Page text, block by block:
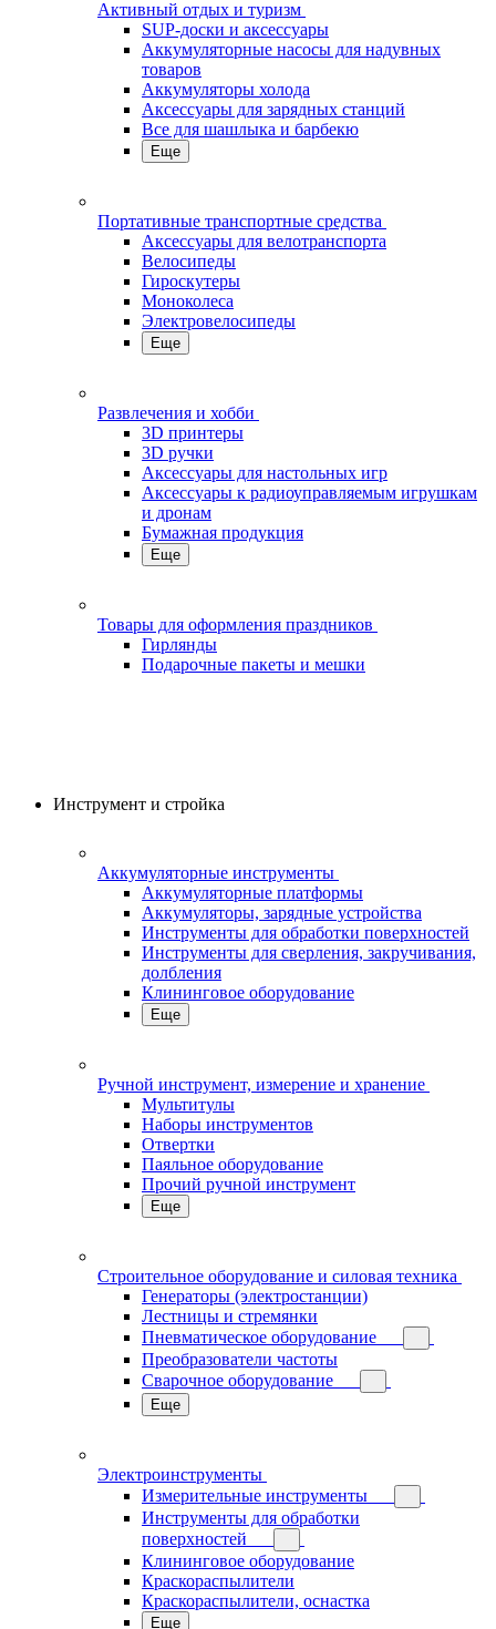
Активный отдых и туризм
SUP-доски и аксессуары
Аккумуляторные насосы для надувных
товаров
Аккумуляторы холода
Аксессуары для зарядных станций
Все для шашлыка и барбекю
Еще
Портативные транспортные средства
Аксессуары для велотранспорта
Велосипеды
Гироскутеры
Моноколеса
Электровелосипеды
Еще
Развлечения и хобби
3D принтеры
3D ручки
Аксессуары для настольных игр
Аксессуары к радиоуправляемым игрушкам
и дронам
Бумажная продукция
Еще
Товары для оформления праздников
Гирлянды
Подарочные пакеты и мешки
Инструмент и стройка
Аккумуляторные инструменты
Аккумуляторные платформы
Аккумуляторы, зарядные устройства
Инструменты для обработки поверхностей
Инструменты для сверления, закручивания,
долбления
Клининговое оборудование
Еще
Ручной инструмент, измерение и хранение
Мультитулы
Наборы инструментов
Отвертки
Паяльное оборудование
Прочий ручной инструмент
Еще
Строительное оборудование и силовая техника
Генераторы (электростанции)
Лестницы и стремянки
Пневматическое оборудование
Преобразователи частоты
Сварочное оборудование
Еще
Электроинструменты
Измерительные инструменты
Инструменты для обработки
поверхностей
Клининговое оборудование
Краскораспылители
Краскораспылители, оснастка
Еще